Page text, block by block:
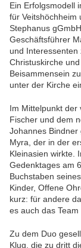
Ein Erfolgsmodell
für Veitshöchheim
Stephanus gGmbH.
Geschäftsführer
und
Christuskirche
Beisammensein
unter der Kirche
Im Mittelpunkt der
Fischer und dem
Johannes Bindner
Myra, der in der
Kleinasien wirkte.
Gedenktages am
Buchstaben
Kinder, Offene
kurz: für andere
es auch das
Zu dem Duo
Klug, die zu dritt